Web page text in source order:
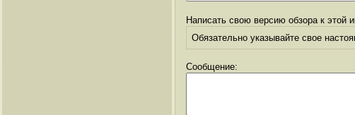
Написать свою версию обзора к этой
Обязательно указывайте свое
Сообщение: